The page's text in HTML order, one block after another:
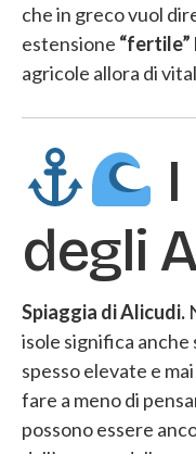
che in greco vuol
estensione “fertile”
agricole allora di
degli
Spiaggia di Alicudi.
isole significa
spesso elevate e
fare a meno di
possono essere